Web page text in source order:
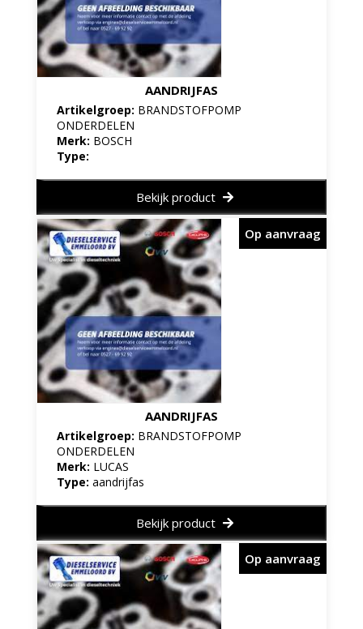
AANDRIJFAS
Artikelgroep: BRANDSTOFPOMP
ONDERDELEN
Merk: BOSCH
Type:
Bekijk product
AANDRIJFAS
Artikelgroep: BRANDSTOFPOMP
ONDERDELEN
Merk: LUCAS
Type: aandrijfas
Op aanvraag
Bekijk product
Op aanvraag